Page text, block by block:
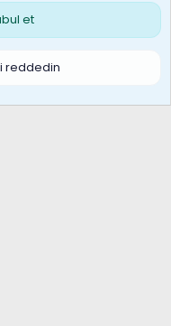
et
reddedin